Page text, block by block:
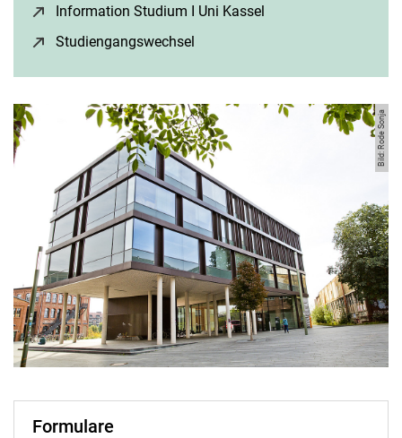
Information Studium I Uni Kassel
Studiengangswechsel
Bild: Rode Sonja
Formulare